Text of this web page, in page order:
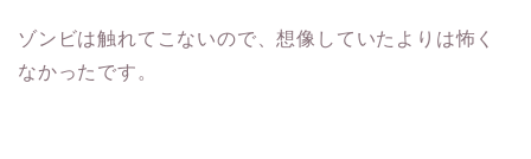
ゾンビは触れてこないので、想像していたよりは怖く
なかったです。